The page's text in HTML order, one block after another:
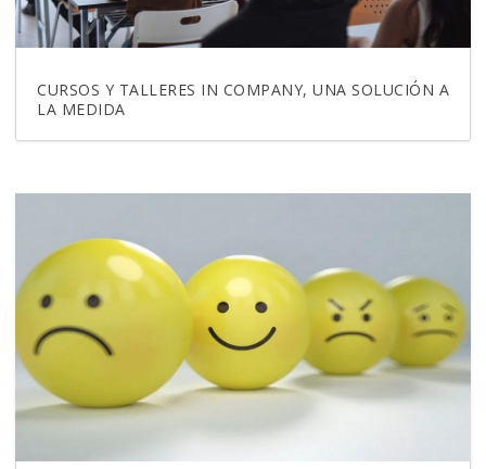
CURSOS Y TALLERES IN COMPANY, UNA SOLUCIÓN A
LA MEDIDA